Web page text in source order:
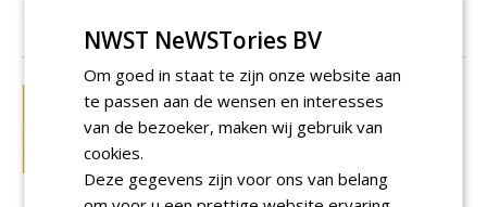
01-02-2017
8 sec
Players First: u vraagt, wij maaien
Lodewijk Klootwijk van de
het Nationaal Golf & Groen Symposium
Deens klanttevredenheidsprogramma
NWST NeWSTories BV
Om goed in staat te zijn onze website aan
te passen aan de wensen en interesses
van de bezoeker, maken wij gebruik van
cookies.
Deze gegevens zijn voor ons van belang